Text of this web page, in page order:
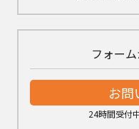
フォー
お問
24時間受付